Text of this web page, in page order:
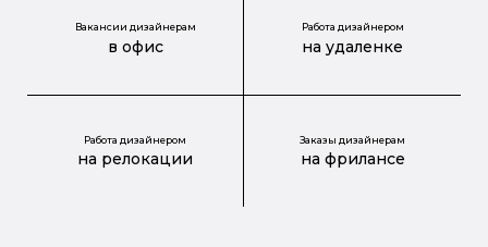
Вакансии дизайнерам
в офис
Работа дизайнером
на удаленке
Работа дизайнером
на релокации
Заказы дизайнерам
на фрилансе